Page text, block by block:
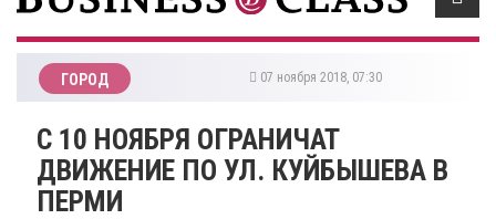
ГОРОД 07 ноября 2018, 07:30
​С 10 НОЯБРЯ ОГРАНИЧАТ
ДВИЖЕНИЕ ПО УЛ. КУЙБЫШЕВА В
ПЕРМИ